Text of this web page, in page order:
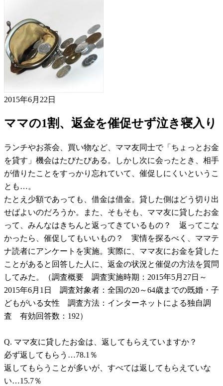
2015年6月22日
ママの1割、返金を催促せず泣き寝入り
ランチやお茶会、買い物など、ママ友同士で「ちょっとお金
を貸す」機会はたびたびある。しかし次に会ったとき、相手
が借りたことをすっかり忘れていて、催促しにくいというこ
とも…。
たとえ少額であっても、借金は借金。貸した側はどう切り出
せばよいのだろうか。また、そもそも、ママ友に貸したお金
って、みんなはきちんと返ってきているもの？ 返ってこな
かったら、催促してもいいもの？ 実情を探るべく、ママテ
ナ読者にアンケートを実施。実際に、ママ友にお金を貸した
ことがあると回答した人に、返金の状況と催促の方法を質問
してみた。（調査概要 調査実施時期：2015年5月27日～
2015年6月1日 調査対象者：全国の20～64歳までの既婚・子
どもがいる女性 調査方法：インターネットによる独自調
査 有効回答数：192）
Q. ママ友に貸したお金は、返してもらえていますか？
必ず返してもらう…78.1％
返してもらうことが多いが、すべては返してもらえていな
い…15.7％